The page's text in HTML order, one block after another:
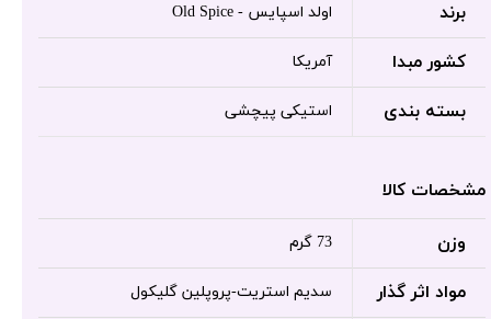
برند اولد اسپایس - Old Spice
کشور مبدا آمریکا
بسته بندی استیکی پیچشی
مشخصات کالا
وزن 73 گرم
مواد اثر گذار سدیم استریت-پروپلین گلیکول